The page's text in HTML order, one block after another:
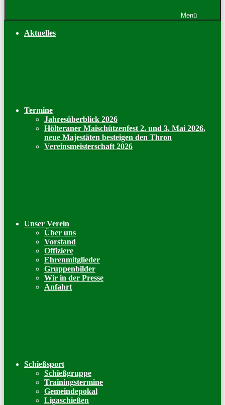
Menü
Aktuelles
Termine
Jahresüberblick 2026
Hölteraner Maischützenfest 2. und 3. Mai 2026,
neue Majestäten besteigen den Thron
Vereinsmeisterschaft 2026
Unser Verein
Über uns
Vorstand
Offiziere
Ehrenmitglieder
Gruppenbilder
Wir in der Presse
Anfahrt
Schießsport
Schießgruppe
Trainingstermine
Gemeindepokal
Ligaschießen